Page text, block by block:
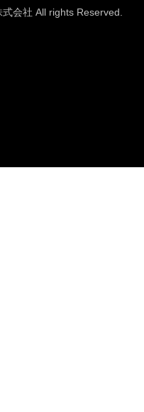
会社 All rights Reserved.